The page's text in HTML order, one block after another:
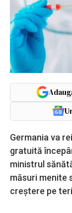
Germania va
gratuită
ministrul
măsuri menite
creştere pe